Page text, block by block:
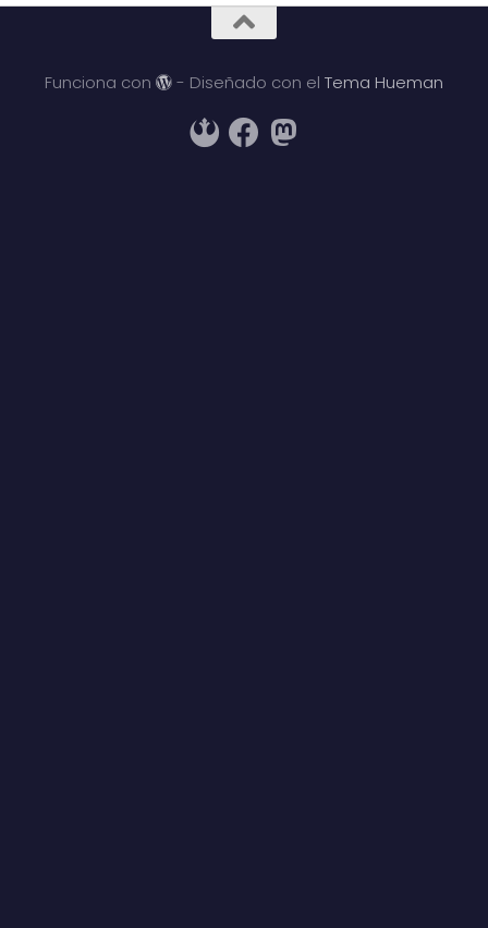
Funciona con - Diseñado con el Tema Hueman